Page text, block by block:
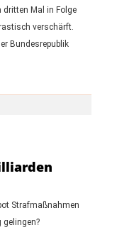
Mal in Folge
verschärft.
Bundesrepublik
Strafmaßnahmen
gelingen?